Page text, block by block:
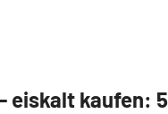
eiskalt kaufen: